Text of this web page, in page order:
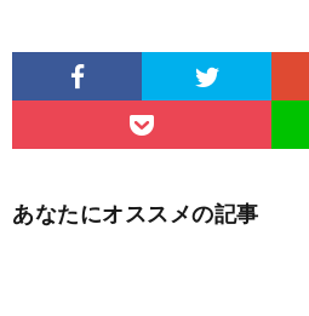
あなたにオススメの記事